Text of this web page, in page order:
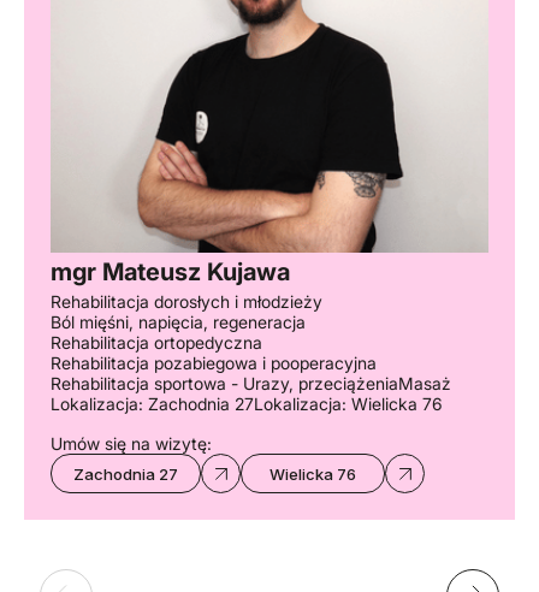
mgr Mateusz Kujawa
Rehabilitacja dorosłych i młodzieży
Ból mięśni, napięcia, regeneracja
Rehabilitacja ortopedyczna
Rehabilitacja pozabiegowa i pooperacyjna
Rehabilitacja sportowa - Urazy, przeciążeniaMasaż
Lokalizacja: Zachodnia 27Lokalizacja: Wielicka 76
Umów się na wizytę:
Zachodnia 27 Wielicka 76